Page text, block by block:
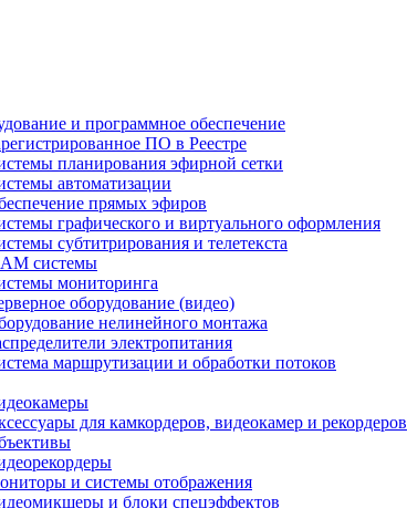
и программное обеспечение
ПО в Реестре
планирования эфирной сетки
автоматизации
прямых эфиров
графического и виртуального оформления
субтитрирования и телетекста
системы
мониторинга
оборудование (видео)
нелинейного монтажа
электропитания
маршрутизации и обработки потоков
для камкордеров, видеокамер и рекордеров
и системы отображения
и блоки спецэффектов